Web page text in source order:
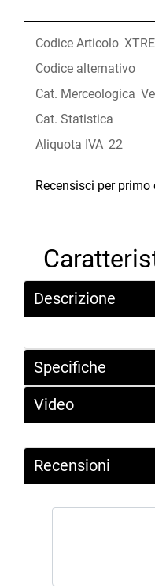
Codice Articolo
Codice alternativo
Cat. Merceologica
Cat. Statistica
Aliquota IVA 22
Recensisci per
Descrizione
Specifiche
Video
Recensioni